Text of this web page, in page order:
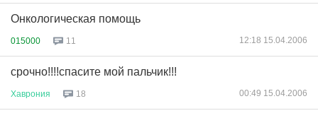
Онкологическая помощь
015000 11 12:18 15.04.2006
срочно!!!!спасите мой пальчик!!!
Хаврония 18 00:49 15.04.2006